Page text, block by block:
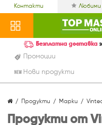
Контакти Любими
Промоции
Нови продукти
Безплатна доставка
Продукти Марки
Продукти от